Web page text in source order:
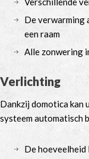
De verwarming
een raam
Alle zonwering
Verlichting
Dankzij domotica kan
systeem automatisch
De hoeveelheid